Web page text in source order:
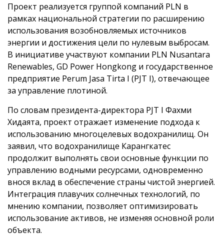
Проект реализуется группой компаний PLN в
рамках национальной стратегии по расширению
использования возобновляемых источников
энергии и достижения цели по нулевым выбросам.
В инициативе участвуют компании PLN Nusantara
Renewables, GD Power Hongkong и государственное
предприятие Perum Jasa Tirta I (PJT I), отвечающее
за управление плотиной.
По словам президента-директора PJT I Фахми
Хидаята, проект отражает изменение подхода к
использованию многоцелевых водохранилищ. Он
заявил, что водохранилище Карангкатес
продолжит выполнять свои основные функции по
управлению водными ресурсами, одновременно
внося вклад в обеспечение страны чистой энергией.
Интеграция плавучих солнечных технологий, по
мнению компании, позволяет оптимизировать
использование активов, не изменяя основной роли
объекта.